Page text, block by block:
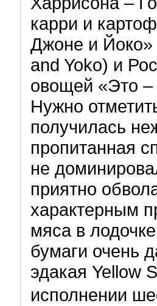
карри и
Джоне и Йоко»
and Yoko) и
овощей «Это –
Нужно
получилась
пропитанная
не
приятно
характерным
мяса в
бумаги очень
эдакая Yellow
исполнении